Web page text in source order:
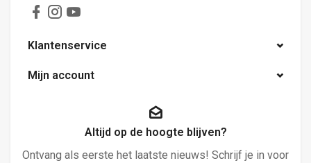
Klantenservice
Mijn account
Altijd op de hoogte blijven?
Ontvang als eerste het laatste nieuws! Schrijf je in voor